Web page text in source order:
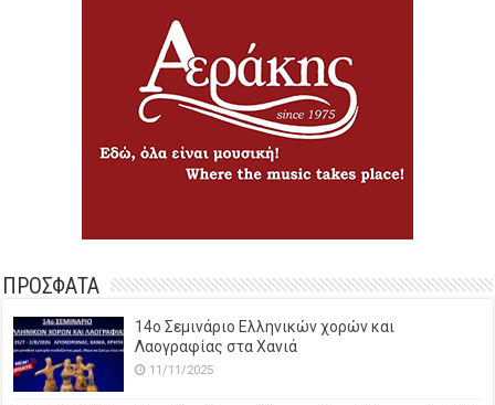
ΠΡΟΣΦΑΤΑ
14o Σεμινάριο Ελληνικών χορών και
Λαογραφίας στα Χανιά
11/11/2025